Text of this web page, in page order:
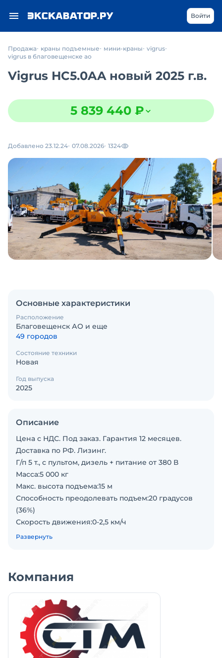
Войти
Продажа краны подъемные мини-краны vigrus
vigrus в благовещенске ао
Vigrus HC5.0AA новый 2025 г.в.
5 839 440 ₽
Добавлено 23.12.24 07.08.2026 1324
Основные характеристики
Расположение
Благовещенск АО и еще
49 городов
Состояние техники
Новая
Год выпуска
2025
Описание
Цена с НДС. Под заказ. Гарантия 12 месяцев.
Доставка по РФ. Лизинг.
Г/п 5 т., с пультом, дизель + питание от 380 В
Масса:5 000 кг
Макс. высота подъема:15 м
Способность преодолевать подъем:20 градусов
(36%)
Скорость движения:0-2,5 км/ч
Длина стрелы:4000-15000 мм
Грузоподъёмность:5 000 кг
Объем топливного бака:45 л
Габариты - высота техники:2 160 мм
Габариты - ширина техники:1 400 мм
Габариты - длина техники:4 650 мм
Макс. рабочий радиус:0,3 т х 15 м
Угол поворота стрелы:0-75 градусов
Развернуть
Компания